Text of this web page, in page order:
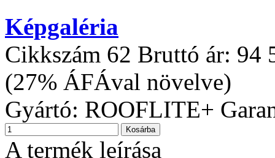
Képgaléria
Cikkszám 62 Bruttó ár: 94
(27% ÁFÁval növelve)
Gyártó: ROOFLITE+
A termék leírása